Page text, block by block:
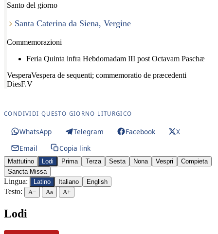
Santo del giorno
Santa Caterina da Siena, Vergine
Commemorazioni
Feria Quinta infra Hebdomadam III post Octavam Paschæ
VesperaVespera de sequenti; commemoratio de præcedenti
DiesF.V
CONDIVIDI QUESTO GIORNO LITURGICO
WhatsApp Telegram Facebook
X
Email
Copia link
Mattutino Lodi Prima Terza Sesta Nona Vespri
Compieta
Sancta Missa
Lingua: Latino Italiano English
Testo: A− Aa A+
Lodi